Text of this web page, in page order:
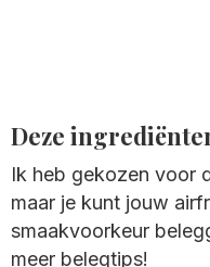
Deze
Ik heb gekozen voor
maar je kunt jouw
smaakvoorkeur
meer belegtips!